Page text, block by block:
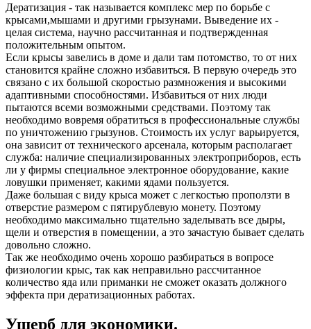
Дератизация - так называется комплекс мер по борьбе с
крысами,мышами и другими грызунами. Выведение их -
целая система, научно рассчитанная и подтвержденная
положительным опытом.
Если крысы завелись в доме и дали там потомство, то от них
становится крайне сложно избавиться. В первую очередь это
связано с их большой скоростью размножения и высокими
адаптивными способностями. Избавиться от них люди
пытаются всеми возможными средствами. Поэтому так
необходимо вовремя обратиться в профессиональные службы
по уничтожению грызунов. Стоимость их услуг варьируется,
она зависит от технического арсенала, которым располагает
служба: наличие специализированных электроприборов, есть
ли у фирмы специальное электронное оборудование, какие
ловушки применяет, какими ядами пользуется.
Даже большая с виду крыса может с легкостью проползти в
отверстие размером с пятирублевую монету. Поэтому
необходимо максимально тщательно заделывать все дыры,
щели и отверстия в помещении, а это зачастую бывает сделать
довольно сложно.
Так же необходимо очень хорошо разбираться в вопросе
физиологии крыс, так как неправильно рассчитанное
количество яда или приманки не сможет оказать должного
эффекта при дератизационных работах.
Ущерб для экономики.